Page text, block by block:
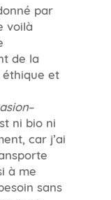
par
voilà
de la
éthique et
–
ni bio ni
car j’ai
à me
sans